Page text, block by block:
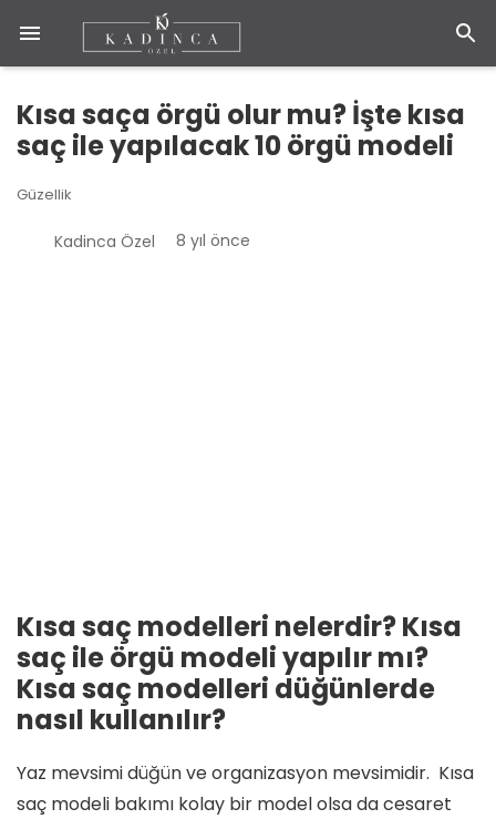
Kısa saça örgü olur mu? İşte kısa
saç ile yapılacak 10 örgü modeli
Güzellik
Kadinca Özel 8 yıl önce
Kısa saç modelleri nelerdir? Kısa
saç ile örgü modeli yapılır mı?
Kısa saç modelleri düğünlerde
nasıl kullanılır?
Yaz mevsimi düğün ve organizasyon mevsimidir. Kısa
saç modeli bakımı kolay bir model olsa da cesaret